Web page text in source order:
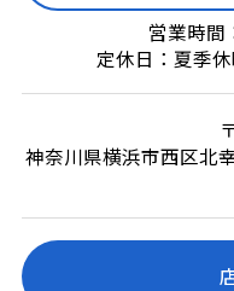
営業時間
定休日：夏季
神奈川県横浜市西区北